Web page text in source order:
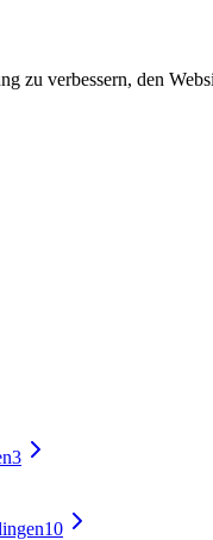
zu verbessern, den
3
10